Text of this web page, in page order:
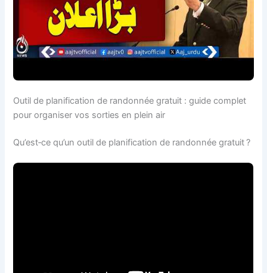
Outil de planification de randonnée gratuit : guide complet
pour organiser vos sorties en plein air
Qu’est‑ce qu’un outil de planification de randonnée gratuit ?